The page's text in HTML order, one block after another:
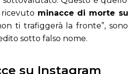
ricevuto minacce di morte
ti trafiggerà la fronte”,
sotto falso nome.
su Instagram